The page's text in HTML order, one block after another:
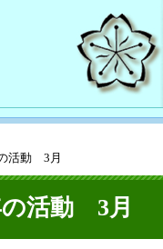
活動 3月
活動 3月